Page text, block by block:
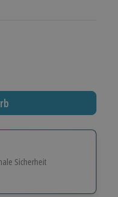
Sicherheit